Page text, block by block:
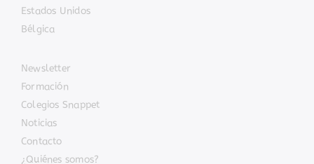
Estados Unidos
Bélgica
Newsletter
Formación
Colegios Snappet
Noticias
Contacto
¿Quiénes somos?